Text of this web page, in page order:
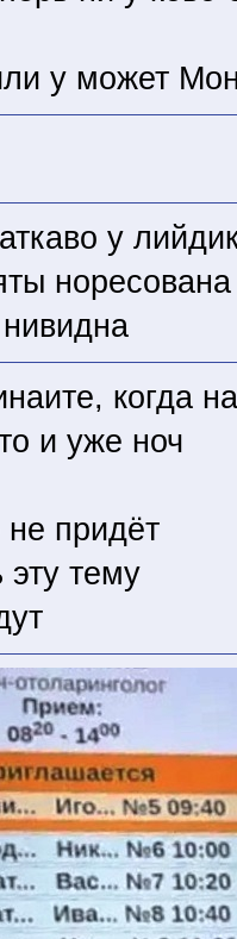
у может
у
когда
и уже ноч
придёт
эту тему